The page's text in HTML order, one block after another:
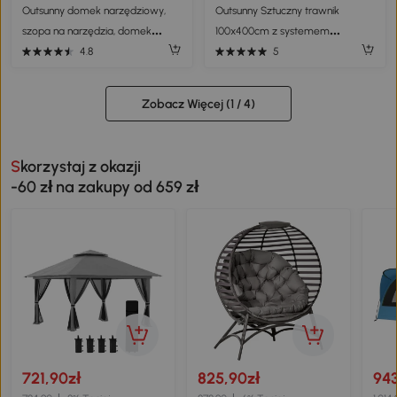
Outsunny domek narzędziowy,
szopa na narzędzia, domek
ogrodowy, żółty, 277 x 195 x 192
4.8
Outsunny Sztuczny trawnik
100x400cm z systemem
odprowadzania wody, dywan z
5
Zobacz Więcej (1 / 4)
Skorzystaj z okazji
-60 zł na zakupy od 659 zł
721,90zł 825,90zł